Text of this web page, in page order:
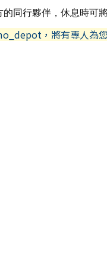
同行夥伴，休息時可
，將有專人為